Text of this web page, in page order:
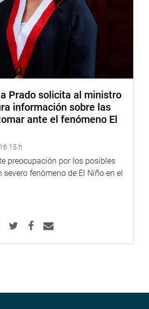
de 2022
Esdras Medina Minaya
Prado solicita al ministro
información sobre las
ante el fenómeno El
h
preocupación por los posibles
severo fenómeno de El Niño en el